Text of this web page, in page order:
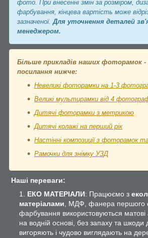
фото. При внесенні змін за розміром,
фарбування, кінцева вартість може
зазначеної. Для уточнення деталей
менеджером.
Більше прикладів наших фоторамок
посилання нижче:
Невеликі фоторамки на 1-3
Великі мультирамки від 4
Дитячі фоторамки з метрикою
Дитячі колажі на перший рік
Настінні композиції з фоторамок
Рамочки для знімку УЗД
Наші переваги:
ЕКО МАТЕРІАЛИ: Працюємо з
матеріалами , МДФ, фанера першого
фарбування використовуються
на водній основі, без запаху та шкоди
вигоряють і чудово виглядають на